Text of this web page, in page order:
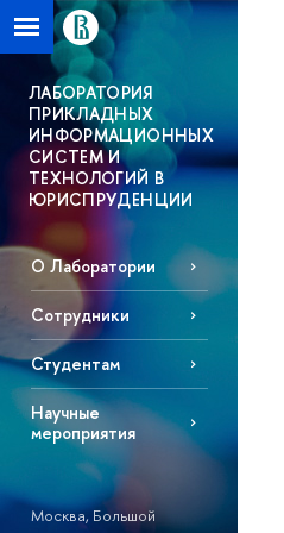
ЛАБОРАТОРИЯ
ПРИКЛАДНЫХ
ИНФОРМАЦИОННЫХ
СИСТЕМ И
ТЕХНОЛОГИЙ В
ЮРИСПРУДЕНЦИИ
О Лаборатории
Сотрудники
Студентам
Научные
мероприятия
Москва, Большой